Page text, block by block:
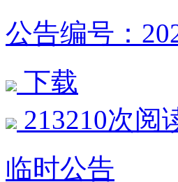
公告编号：
下载
213210次阅
临时公告